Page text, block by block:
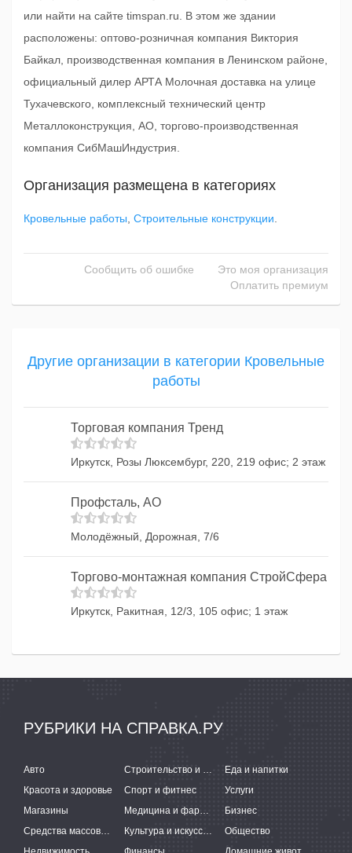
или найти на сайте timspan.ru. В этом же здании
расположены: оптово-розничная компания Виктория
Байкал, производственная компания в Ленинском районе,
официальный дилер АРТА Молочная доставка на улице
Тухачевского, комплексный технический центр
Металлоконструкция, АО, торгово-производственная
компания СибМашИндустрия.
Организация размещена в категориях
Кровельные работы Строительные конструкции
Сообщить об ошибке
Это моя организация
Оплатить премиум
Другие организации в категории Кровельные
работы
Торговая компания Тренд
Иркутск, Розы Люксембург, 220, 219 офис; 2 этаж
Профсталь, АО
Молодёжный, Дорожная, 7/6
Торгово-монтажная компания СтройСфера
Иркутск, Ракитная, 12/3, 105 офис; 1 этаж
РУБРИКИ НА СПРАВКА.РУ
Авто Строительство и ремонт
Еда и напитки
Красота и здоровье
Спорт и фитнес
Услуги
Магазины
Медицина и фармацевтика
Бизнес
Средства массовой информации
Культура и искусство
Общество